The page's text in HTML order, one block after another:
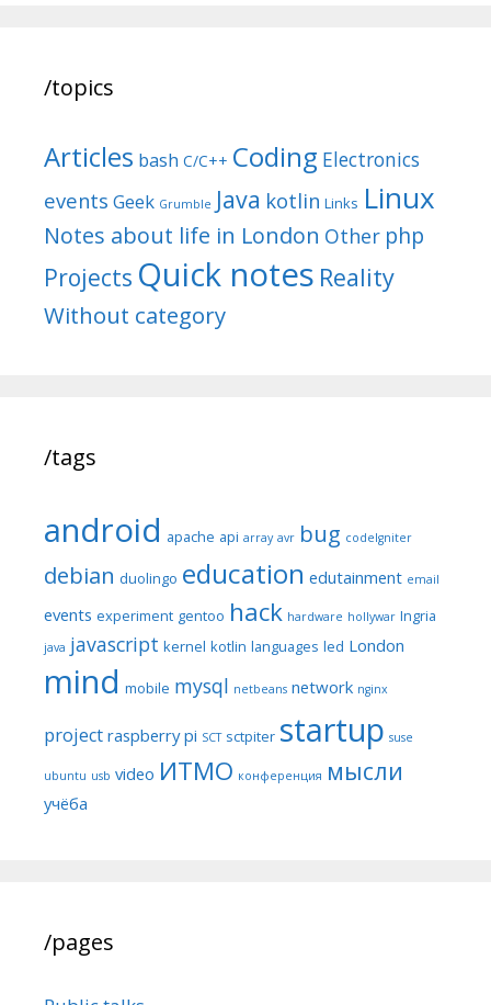
/topics
Articles bash C/C++ Coding Electronics
events Geek Grumble Java kotlin Links Linux
Notes about life in London Other php
Projects Quick notes Reality
Without category
/tags
android apache api array avr bug codeIgniter
debian duolingo education edutainment email
events experiment gentoo hack hardware hollywar Ingria
java javascript kernel kotlin languages led London
mind mobile mysql netbeans network nginx
project raspberry pi SCT sctpiter startup suse
ubuntu usb video ИТМО конференция мысли
учёба
/pages